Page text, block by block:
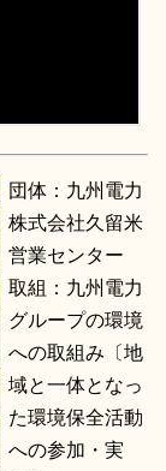
団体：九州電力
株式会社久留米
営業センター
取組：九州電力
グループの環境
への取組み〔地
域と一体となっ
た環境保全活動
への参加・実